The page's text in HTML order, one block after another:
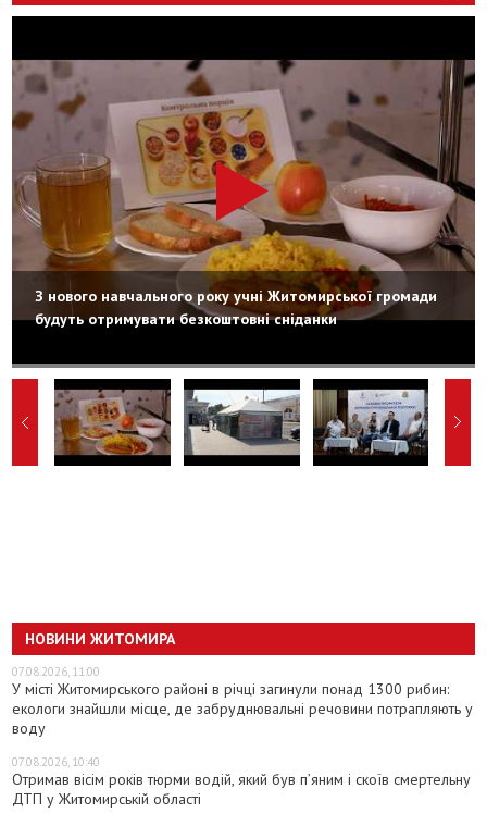
З нового навчального року учні Житомирської громади
будуть отримувати безкоштовні сніданки
НОВИНИ ЖИТОМИРА
07.08.2026, 11:00
У місті Житомирського районі в річці загинули понад 1300 рибин:
екологи знайшли місце, де забруднювальні речовини потрапляють у
воду
07.08.2026, 10:40
Отримав вісім років тюрми водій, який був п’яним і скоїв смертельну
ДТП у Житомирській області